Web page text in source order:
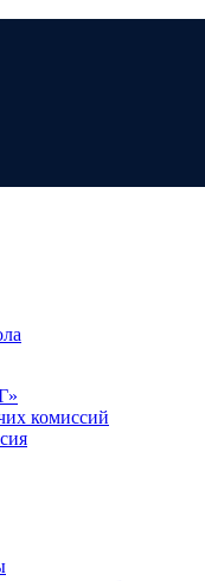
комиссий